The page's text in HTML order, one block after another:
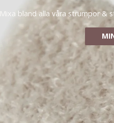
Mixa bland alla våra strumpor &